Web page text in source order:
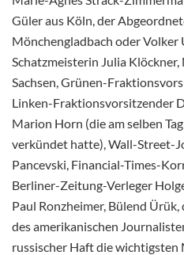
Güler aus Köln, der
Mönchengladbach oder Volker
Schatzmeisterin Julia
Sachsen, Grünen-
Linken-Fraktionsvorsitzender
Marion Horn (die am selben
verkündet hatte), Wall-Street-
Pancevski, Financial-Times-
Berliner-Zeitung-Verleger
Paul Ronzheimer, Bülend
des amerikanischen
russischer Haft die wichtigsten